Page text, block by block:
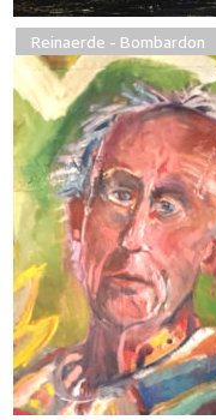
Reinaerde - Bombardon